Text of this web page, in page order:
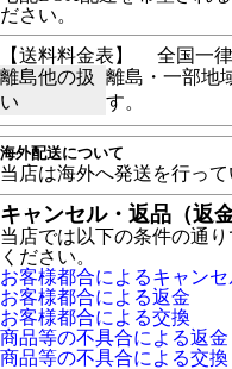
ださい。
【送料料金表】
全国一律
離島他の扱
い
離島・一部地
す。
海外配送について
当店は海外へ発送を行っ
キャンセル・返品（返
当店では以下の条件の通
ください。
お客様都合によるキャンセ
お客様都合による返金
お客様都合による交換
商品等の不具合による返金
商品等の不具合による交換